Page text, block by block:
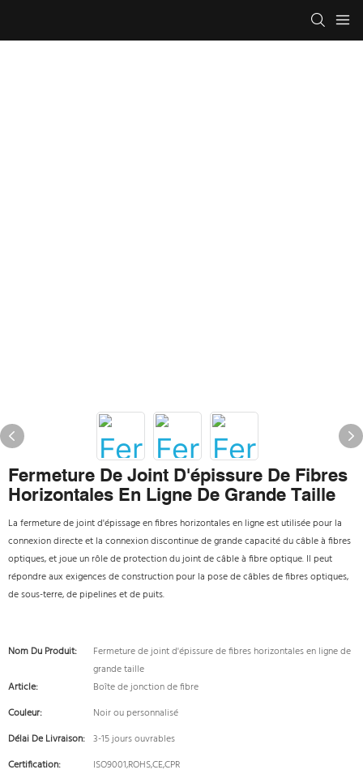
Fermeture De Joint D'épissure De Fibres
Horizontales En Ligne De Grande Taille
La fermeture de joint d'épissage en fibres horizontales en ligne est utilisée pour la
connexion directe et la connexion discontinue de grande capacité du câble à fibres
optiques, et joue un rôle de protection du joint de câble à fibre optique. Il peut
répondre aux exigences de construction pour la pose de câbles de fibres optiques,
de sous-terre, de pipelines et de puits.
Nom Du Produit:
Fermeture de joint d'épissure de fibres horizontales en ligne de
grande taille
Article:
Boîte de jonction de fibre
Couleur:
Noir ou personnalisé
Délai De Livraison: 3-15 jours ouvrables
Certification:
ISO9001,ROHS,CE,CPR